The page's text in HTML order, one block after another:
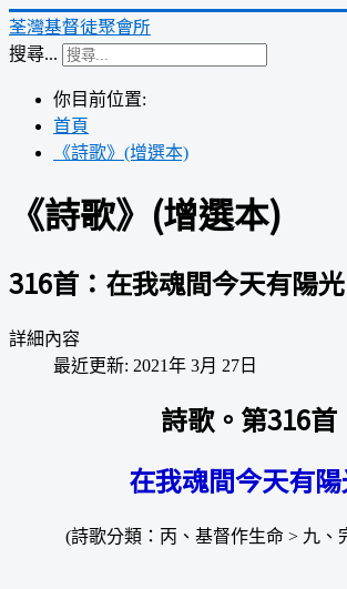
荃灣基督徒聚會所
搜尋...
你目前位置:
首頁
《詩歌》(增選本)
《詩歌》(增選本)
316首：在我魂間今天有陽光
詳細內容
最近更新: 2021年 3月 27日
詩歌。第316首
在我魂間今天有
(詩歌分類：丙、基督作生命 > 九、